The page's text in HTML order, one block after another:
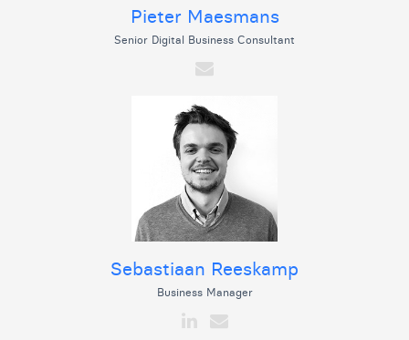
Pieter Maesmans
Senior Digital Business Consultant
Sebastiaan Reeskamp
Business Manager